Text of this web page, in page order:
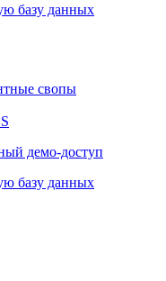
базу данных
свопы
демо-доступ
базу данных